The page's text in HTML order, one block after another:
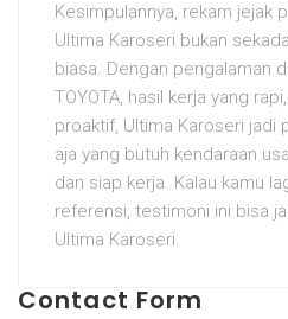
Kesimpulannya, rekam jejak
Ultima Karoseri bukan
biasa. Dengan pengalaman
TOYOTA, hasil kerja yang
proaktif, Ultima Karoseri jadi
aja yang butuh kendaraan
dan siap kerja. Kalau kamu
referensi, testimoni ini bisa
Ultima Karoseri.
Contact Form